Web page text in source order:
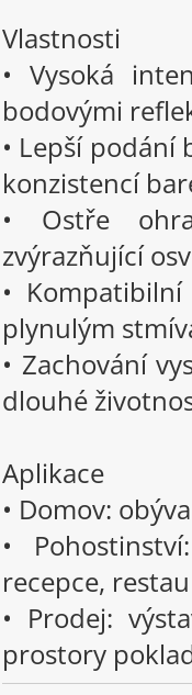
Vlastnosti
• Vysoká
bodovými
• Lepší podání
konzistencí
• Ostře
zvýrazňující
•
plynulým
• Zachování
dlouhé
Aplikace
• Domov:
•
recepce,
• Prodej:
prostory